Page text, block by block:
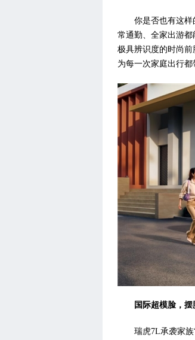
时尚汽车网
你是否也有这
常通勤、全家出游
极具辨识度的时尚前
为每一次家庭出行都
国际超模脸，
瑞虎7L承袭家